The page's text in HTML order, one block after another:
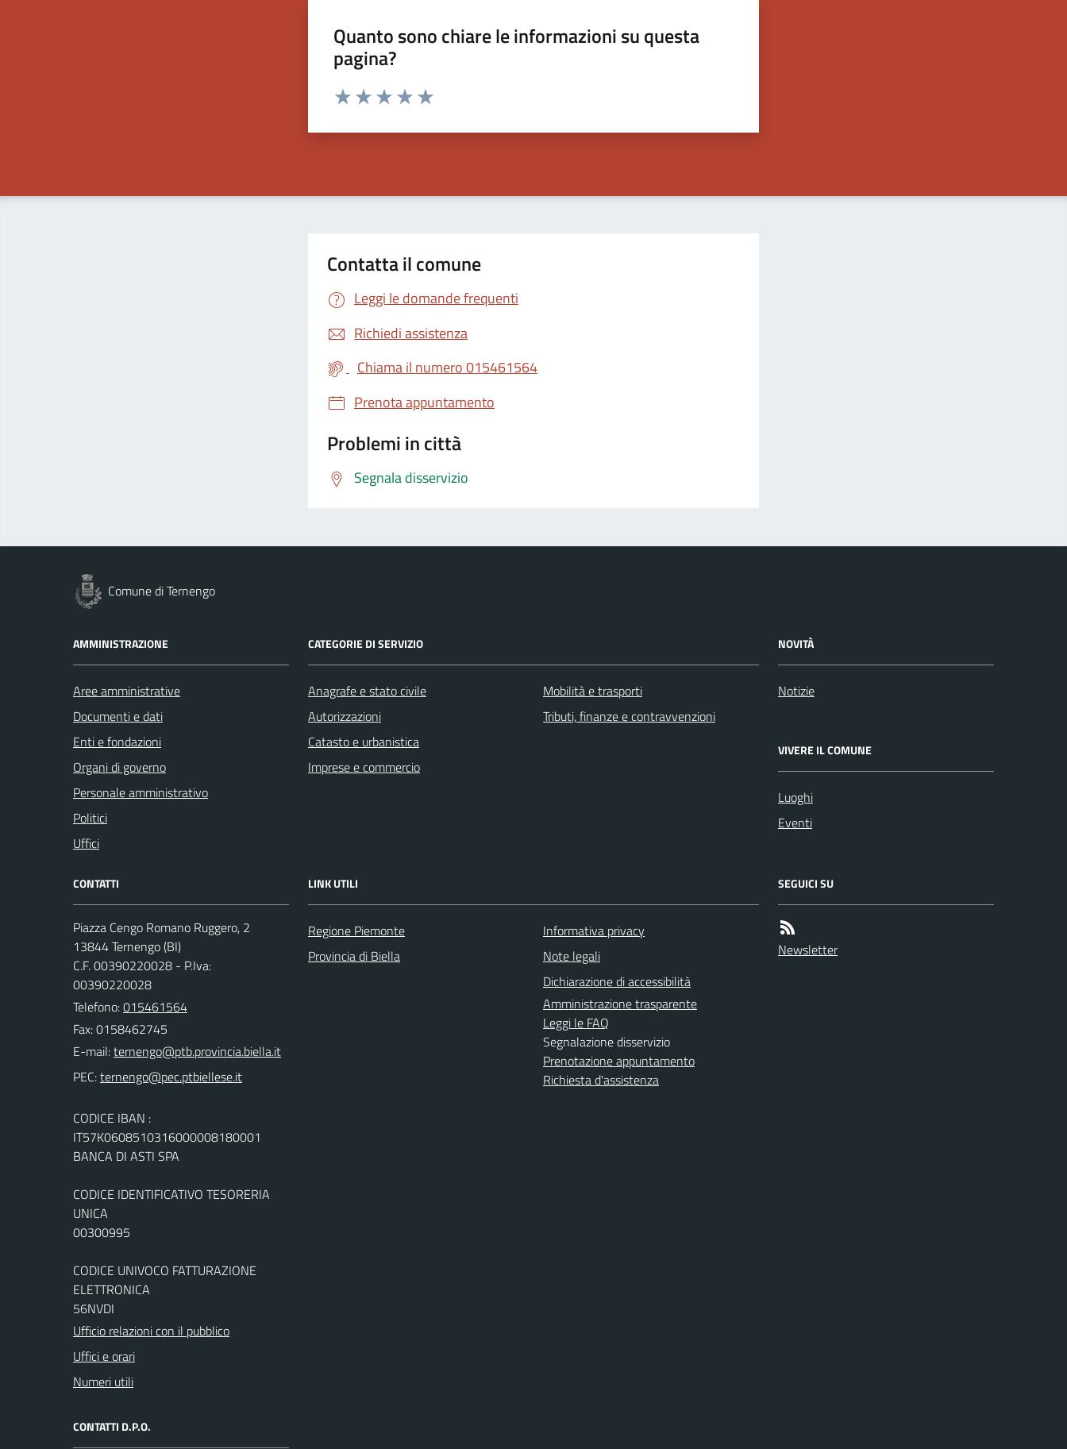
Quanto sono chiare le informazioni su questa
pagina?
Valuta da 1 a 5 stelle la pagina
Contatta il comune
Leggi le domande frequenti
Richiedi assistenza
Chiama il numero 015461564
Prenota appuntamento
Problemi in città
Segnala disservizio
Comune di Ternengo
AMMINISTRAZIONE
Aree amministrative
Documenti e dati
Enti e fondazioni
Organi di governo
Personale amministrativo
Politici
Uffici
CATEGORIE DI SERVIZIO
Anagrafe e stato civile
Autorizzazioni
Catasto e urbanistica
Imprese e commercio
Mobilità e trasporti
Tributi, finanze e contravvenzioni
NOVITÀ
Notizie
VIVERE IL COMUNE
Luoghi
Eventi
CONTATTI
Piazza Cengo Romano Ruggero, 2
13844 Ternengo (BI)
C.F. 00390220028 - P.Iva:
00390220028
Telefono:015461564
Fax: 0158462745
E-mail:
PEC:
CODICE IBAN :
IT57K0608510316000008180001
BANCA DI ASTI SPA
CODICE IDENTIFICATIVO TESORERIA
UNICA
00300995
CODICE UNIVOCO FATTURAZIONE
ELETTRONICA
56NVDI
Ufficio relazioni con il pubblico
Uffici e orari
Numeri utili
CONTATTI D.P.O.
LINK UTILI
Regione Piemonte
Provincia di Biella
Informativa privacy
Note legali
Dichiarazione di accessibilità
Amministrazione trasparente
Leggi le FAQ
Segnalazione disservizio
Prenotazione appuntamento
Richiesta d'assistenza
SEGUICI SU
Newsletter